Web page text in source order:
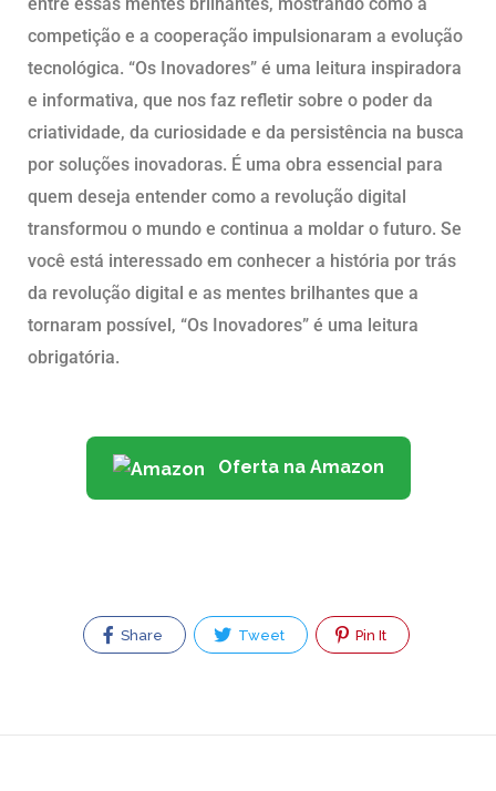
entre essas mentes brilhantes, mostrando como a
competição e a cooperação impulsionaram a evolução
tecnológica. “Os Inovadores” é uma leitura inspiradora
e informativa, que nos faz refletir sobre o poder da
criatividade, da curiosidade e da persistência na busca
por soluções inovadoras. É uma obra essencial para
quem deseja entender como a revolução digital
transformou o mundo e continua a moldar o futuro. Se
você está interessado em conhecer a história por trás
da revolução digital e as mentes brilhantes que a
tornaram possível, “Os Inovadores” é uma leitura
obrigatória.
Oferta na Amazon
Share Tweet Pin It